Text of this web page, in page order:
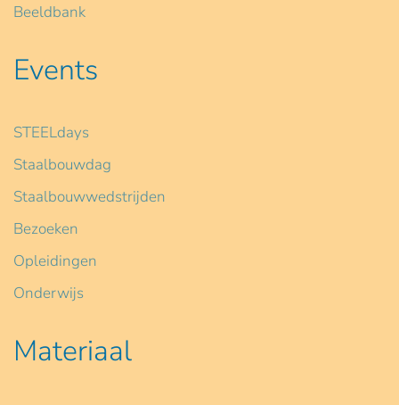
Beeldbank
Events
STEELdays
Staalbouwdag
Staalbouwwedstrijden
Bezoeken
Opleidingen
Onderwijs
Materiaal